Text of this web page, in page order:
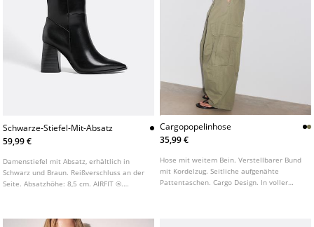
Schwarze-Stiefel-Mit-Absatz
59,99 €
Damenstiefel mit Absatz, erhältlich in
Schwarz und Braun. Reißverschluss an der
Seite. Absatzhöhe: 8,5 cm. AIRFIT ®.
Cargopopelinhose
35,99 €
Hose mit weitem Bein. Verstellbarer Bund
mit Kordelzug. Seitliche aufgenähte
Pattentaschen. Cargo Design. In voller